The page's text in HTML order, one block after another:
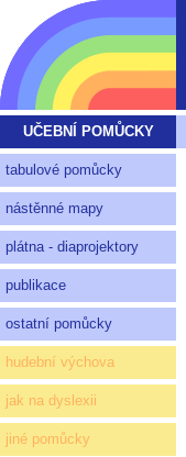
UČEBNÍ POMŮCKY
tabulové pomůcky
nástěnné mapy
plátna - diaprojektory
publikace
ostatní pomůcky
hudební výchova
jak na dyslexii
jiné pomůcky